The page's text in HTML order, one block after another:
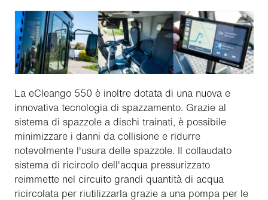
La eCleango 550 è inoltre dotata di una nuova e
innovativa tecnologia di spazzamento. Grazie al
sistema di spazzole a dischi trainati, è possibile
minimizzare i danni da collisione e ridurre
notevolmente l'usura delle spazzole. Il collaudato
sistema di ricircolo dell'acqua pressurizzato
reimmette nel circuito grandi quantità di acqua
ricircolata per riutilizzarla grazie a una pompa per le